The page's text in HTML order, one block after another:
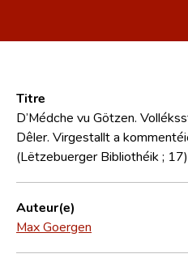
CNL
Contact
Titre
D’Médche vu Götzen.
Dêler. Virgestallt a
(Lëtzebuerger Bibliothéik ; 17)
Auteur(e)
Max Goergen